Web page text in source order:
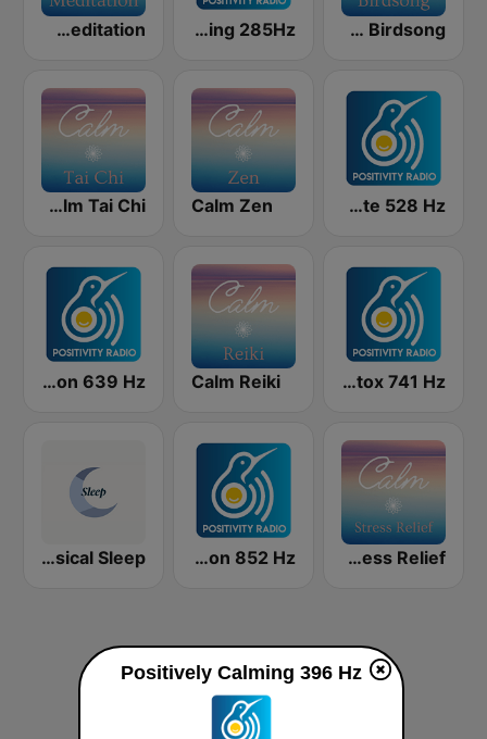
Calm Birdsong
Positively Healing 285Hz
Calm Meditation
Positively Rejuvinate 528 Hz
Calm Zen
Calm Tai Chi
Positively Detox 741 Hz
Calm Reiki
Positively Compassion 639 Hz
Calm Stress Relief
Positively Intuition 852 Hz
YourClassical Sleep
Positively Calming 396 Hz